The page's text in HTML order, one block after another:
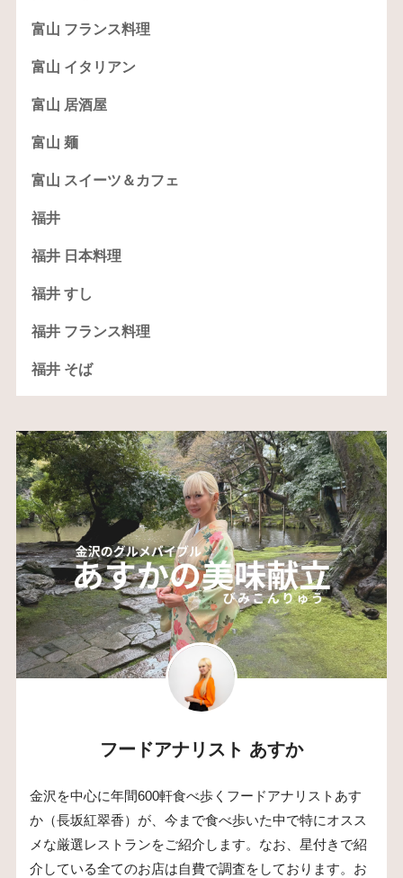
富山 フランス料理
富山 イタリアン
富山 居酒屋
富山 麺
富山 スイーツ＆カフェ
福井
福井 日本料理
福井 すし
福井 フランス料理
福井 そば
フードアナリスト あすか
金沢を中心に年間600軒食べ歩くフードアナリストあす
か（長坂紅翠香）が、今まで食べ歩いた中で特にオスス
メな厳選レストランをご紹介します。なお、星付きで紹
介している全てのお店は自費で調査をしております。お